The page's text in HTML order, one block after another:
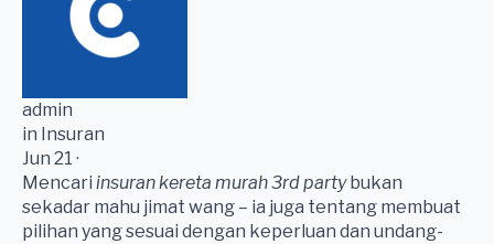
admin
in Insuran
Jun 21 ·
Mencari insuran kereta murah 3rd partybukan
sekadar mahu jimat wang – ia juga tentang membuat
pilihan yang sesuai dengan keperluan dan undang-